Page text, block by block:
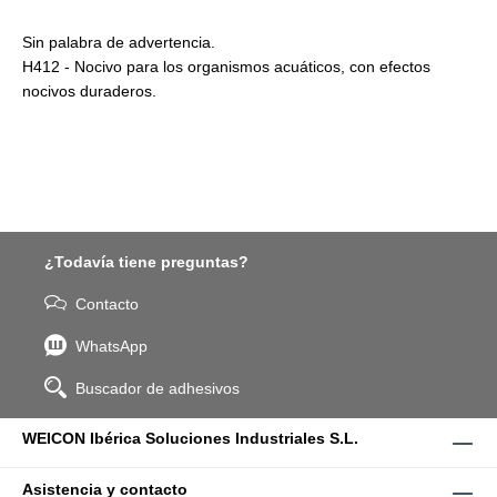
Sin palabra de advertencia.
H412 - Nocivo para los organismos acuáticos, con efectos
nocivos duraderos.
¿Todavía tiene preguntas?
Contacto
WhatsApp
Buscador de adhesivos
WEICON Ibérica Soluciones Industriales S.L.
Asistencia y contacto